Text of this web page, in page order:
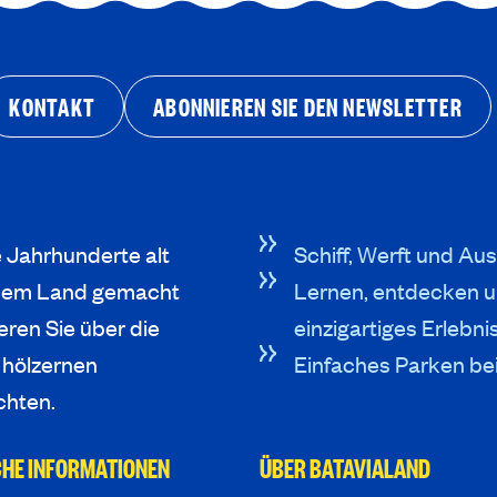
KONTAKT ABONNIEREN SIE DEN NEWSLETTER
Jahrhunderte alt
Land gemacht
Sie über die
Schiff, Werft und
Lernen, entdecken
einzigartiges
Einfaches Parken
INFORMATIONEN ÜBER BATAVIALAND